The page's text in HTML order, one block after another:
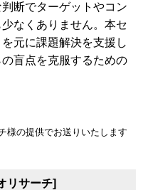
断でターゲットやコン
なくありません。本セ
元に課題解決を支援し
盲点を克服するための
様の提供でお送りいたします
リサーチ]